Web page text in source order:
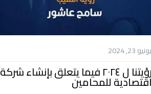
يونيو 23, 2024
رؤيتنا ل ٢٠٢٤ فيما يتعلق بإنشاء شركة
اقتصادية للمحامين